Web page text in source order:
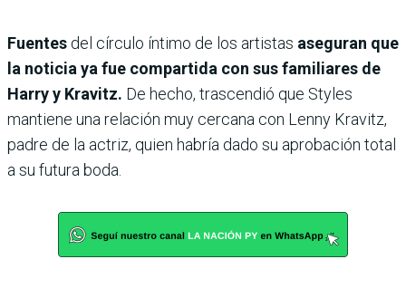
​Fuentes del círculo íntimo de los artistas aseguran que
la noticia ya fue compartida con sus familiares de
Harry y Kravitz. De hecho, trascendió que Styles
mantiene una relación muy cercana con Lenny Kravitz,
padre de la actriz, quien habría dado su aprobación total
a su futura boda.